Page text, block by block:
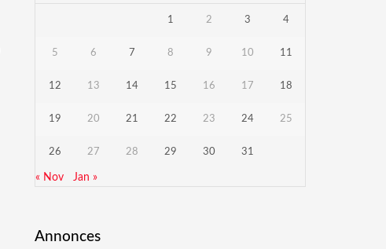
1 2 3 4
5 6 7 8 9 10 11
12 13 14 15 16 17 18
19 20 21 22 23 24 25
26 27 28 29 30 31
« Nov Jan »
Annonces